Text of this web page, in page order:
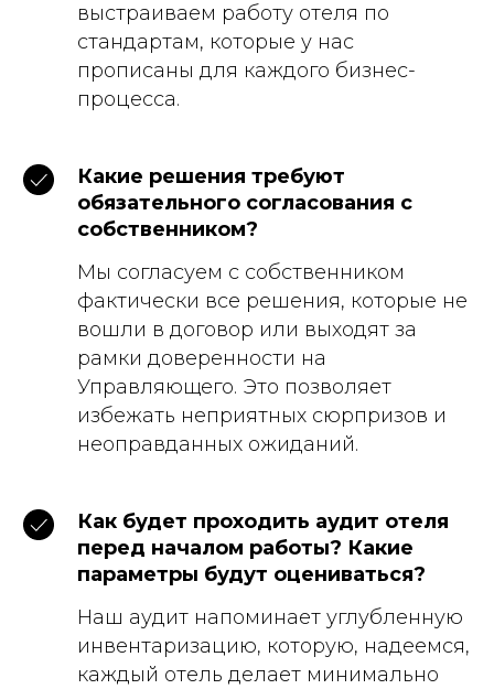
выстраиваем работу отеля по
стандартам, которые у нас
прописаны для каждого бизнес-
процесса.
Какие решения требуют
обязательного согласования с
собственником?
Мы согласуем с собственником
фактически все решения, которые не
вошли в договор или выходят за
рамки доверенности на
Управляющего. Это позволяет
избежать неприятных сюрпризов и
неоправданных ожиданий.
Как будет проходить аудит отеля
перед началом работы? Какие
параметры будут оцениваться?
Наш аудит напоминает углубленную
инвентаризацию, которую, надеемся,
каждый отель делает минимально